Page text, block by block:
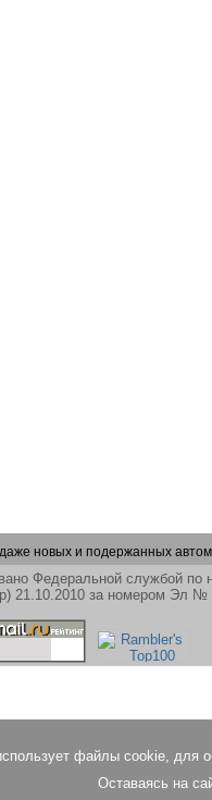
новых и подержанных
Федеральной службой
21.10.2010 за номером Эл
файлы cookie, для
Оставаясь на